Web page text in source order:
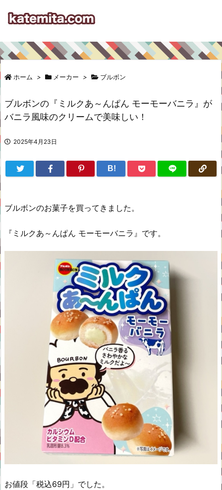
ホーム > メーカー > ブルボン
ブルボンの『ミルクあ～んぱん モーモーバニラ』が
バニラ風味のクリームで美味しい！
2025年4月23日
B!
ブルボンのお菓子を買ってきました。
『ミルクあ～んぱん モーモーバニラ』です。
お値段「税込69円」でした。